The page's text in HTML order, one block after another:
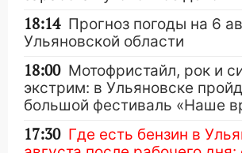
18:14 Прогноз погоды на 6
Ульяновской области
18:00 Мотофристайл, рок и
экстрим: в Ульяновске
большой фестиваль «Наше
17:30 Где есть бензин в